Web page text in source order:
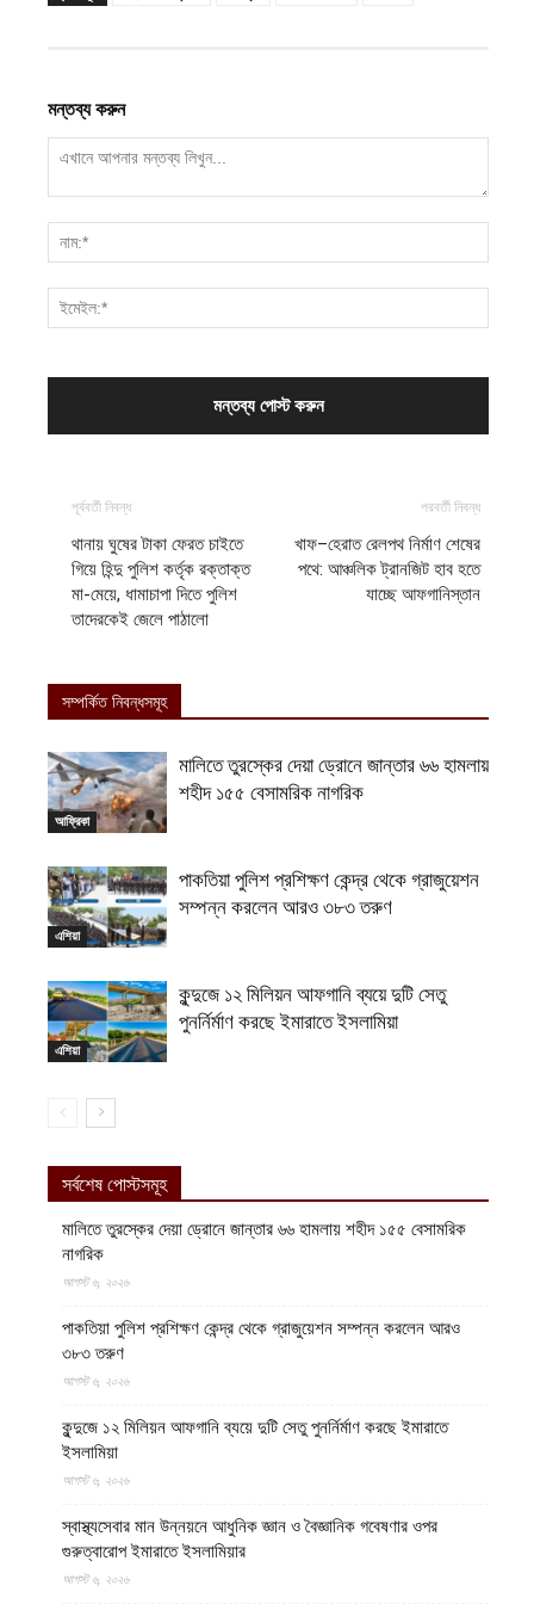
মন্তব্য করুন
পূর্ববর্তী নিবন্ধ
‎থানায় ঘুষের টাকা ফেরত চাইতে
গিয়ে হিন্দু পুলিশ কর্তৃক রক্তাক্ত
মা-মেয়ে, ধামাচাপা দিতে পুলিশ
তাদেরকেই জেলে পাঠালো
পরবর্তী নিবন্ধ
খাফ–হেরাত রেলপথ নির্মাণ শেষের
পথে: আঞ্চলিক ট্রানজিট হাব হতে
যাচ্ছে আফগানিস্তান
সম্পর্কিত নিবন্ধসমূহ
আফ্রিকা
মালিতে তুরস্কের দেয়া ড্রোনে জান্তার ৬৬ হামলায়
শহীদ ১৫৫ বেসামরিক নাগরিক
এশিয়া
পাকতিয়া পুলিশ প্রশিক্ষণ কেন্দ্র থেকে গ্রাজুয়েশন
সম্পন্ন করলেন আরও ৩৮৩ তরুণ
এশিয়া
কুন্দুজে ১২ মিলিয়ন আফগানি ব্যয়ে দুটি সেতু
পুনর্নির্মাণ করছে ইমারাতে ইসলামিয়া
সর্বশেষ পোস্টসমূহ
মালিতে তুরস্কের দেয়া ড্রোনে জান্তার ৬৬ হামলায় শহীদ ১৫৫ বেসামরিক
নাগরিক
আগস্ট ৬, ২০২৬
পাকতিয়া পুলিশ প্রশিক্ষণ কেন্দ্র থেকে গ্রাজুয়েশন সম্পন্ন করলেন আরও
৩৮৩ তরুণ
আগস্ট ৬, ২০২৬
কুন্দুজে ১২ মিলিয়ন আফগানি ব্যয়ে দুটি সেতু পুনর্নির্মাণ করছে ইমারাতে
ইসলামিয়া
আগস্ট ৬, ২০২৬
স্বাস্থ্যসেবার মান উন্নয়নে আধুনিক জ্ঞান ও বৈজ্ঞানিক গবেষণার ওপর
গুরুত্বারোপ ইমারাতে ইসলামিয়ার
আগস্ট ৬, ২০২৬